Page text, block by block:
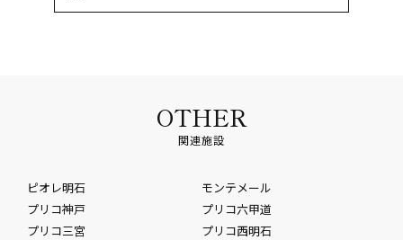
OTHER
関連施設
ピオレ明石
モンテメール
プリコ神戸
プリコ六甲道
プリコ三宮
プリコ西明石